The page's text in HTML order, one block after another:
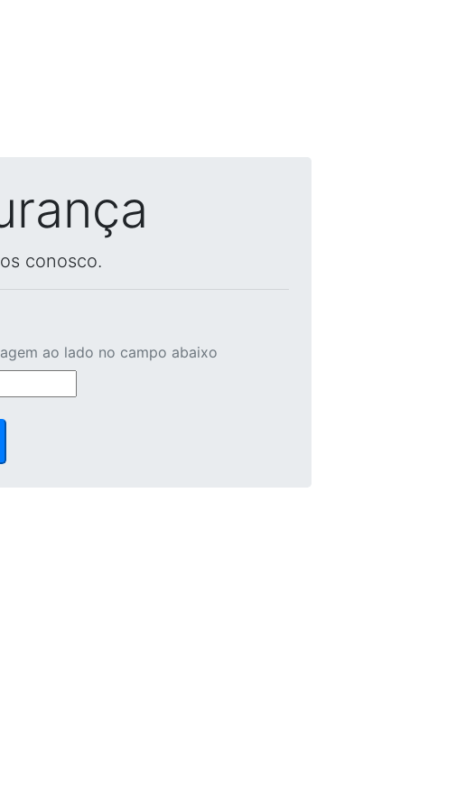
conosco.
ao lado no campo abaixo